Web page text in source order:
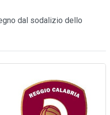
dal sodalizio dello